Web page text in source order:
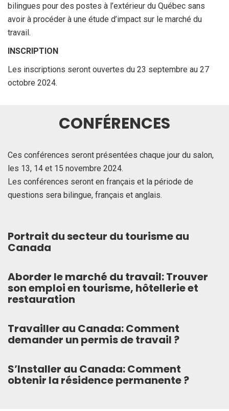
bilingues pour des postes à l’extérieur du Québec sans
avoir à procéder à une étude d’impact sur le marché du
travail.
INSCRIPTION
Les inscriptions seront ouvertes du 23 septembre au 27
octobre 2024.
CONFÉRENCES
Ces conférences seront présentées chaque jour du salon,
les 13, 14 et 15 novembre 2024.
Les conférences seront en français et la période de
questions sera bilingue, français et anglais.
Portrait du secteur du tourisme au
Canada
Aborder le marché du travail: Trouver
son emploi en tourisme, hôtellerie et
restauration
Travailler au Canada: Comment
demander un permis de travail ?
S’Installer au Canada: Comment
obtenir la résidence permanente ?